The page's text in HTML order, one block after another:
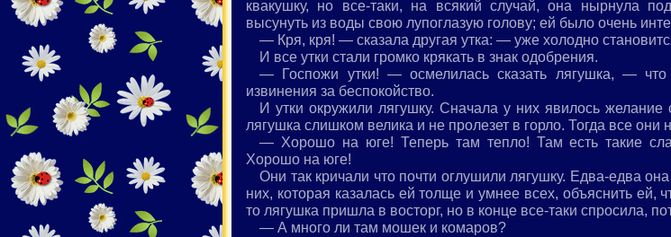
квакушку, но все-таки, на всякий случай, она нырнула
высунуть из воды свою лупоглазую голову; ей было очень
— Кря, кря! — сказала другая утка: — уже холодно
И все утки стали громко крякать в знак одобрения.
— Госпожи утки! — осмелилась сказать лягушка, —
извинения за беспокойство.
И утки окружили лягушку. Сначала у них явилось
лягушка слишком велика и не пролезет в горло. Тогда все они
— Хорошо на юге! Теперь там тепло! Там есть такие
Хорошо на юге!
Они так кричали что почти оглушили лягушку. Едва-едва
них, которая казалась ей толще и умнее всех, объяснить ей,
то лягушка пришла в восторг, но в конце все-таки спросила,
— А много ли там мошек и комаров?